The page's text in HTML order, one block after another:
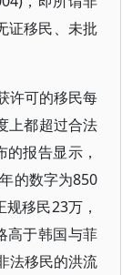
证移民、未批
许可的移民每
上都超过合法
报告显示，
的数字为850
移民23万，
高于韩国与菲
法移民的洪流